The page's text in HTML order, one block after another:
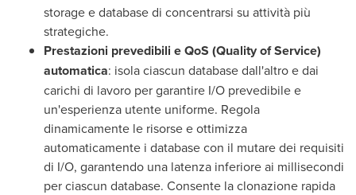
storage e database di concentrarsi su attività più
strategiche.
Prestazioni prevedibili e QoS (Quality of Service)
automatica: isola ciascun database dall'altro e dai
carichi di lavoro per garantire I/O prevedibile e
un'esperienza utente uniforme. Regola
dinamicamente le risorse e ottimizza
automaticamente i database con il mutare dei requisiti
di I/O, garantendo una latenza inferiore ai millisecondi
per ciascun database. Consente la clonazione rapida